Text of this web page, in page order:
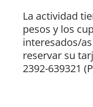
La actividad
pesos y los
interesados/
reservar su
2392-639321